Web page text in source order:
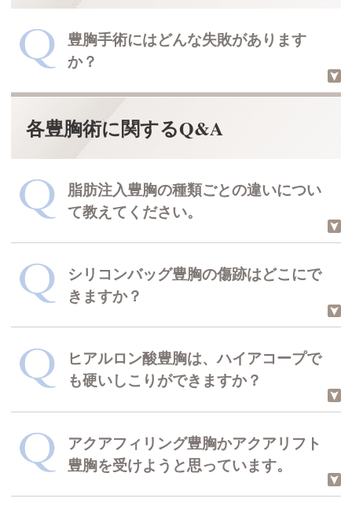
回答した医師
THE CLINIC 院長 村田 八千穂
豊胸したバストが光るかどうかについて
回答した医師
THE CLINIC 院長 村田 八千穂
豊胸手術にはどんな失敗があります
か？
見ためがおかしくなってしまうものか
ら、触ったときに違和感を感じるもの
各豊胸術に関するQ&A
脂肪注入豊胸の種類ごとの違いについ
て教えてください。
7種類の脂肪注入豊胸について、違い
を説明します。
回答した医師
脂肪注入の種類一覧について
シリコンバッグ豊胸の傷跡はどこにで
きますか？
乳房下か脇の下に4㎝ほどの傷跡がで
きます。
回答した医師
シリコンバッグ豊胸の傷跡について
ヒアルロン酸豊胸は、ハイアコープで
も硬いしこりができますか？
ハイアコープであっても硬いしこりが
できる可能性があります。
回答した医師
アクアフィリング豊胸かアクアリフト
豊胸を受けようと思っています。